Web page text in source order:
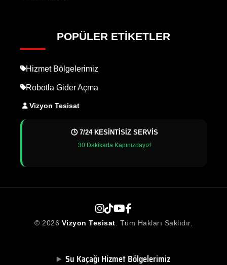
POPÜLER ETIKETLER
Hizmet Bölgelerimiz
Robotla Gider Açma
Vizyon Tesisat
🕒 7/24 KESİNTİSİZ SERVİS
30 Dakikada Kapınızdayız!
© 2026 Vizyon Tesisat. Tüm Hakları Saklıdır.
Su Kaçağı Hizmet Bölgelerimiz